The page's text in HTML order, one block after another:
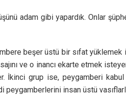
adam gibi yapardık. Onlar
beşer üstü bir sıfat
ve o inancı ekarte etmek
İkinci grup ise, peygamberi
peygamberlerini insan üstü